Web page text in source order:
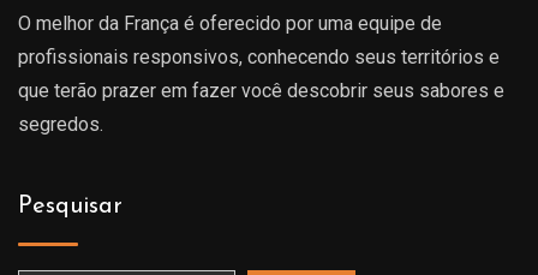
O melhor da França é oferecido por uma equipe de
profissionais responsivos, conhecendo seus territórios e
que terão prazer em fazer você descobrir seus sabores e
segredos.
Pesquisar